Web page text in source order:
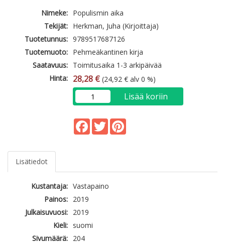
Nimeke: Populismin aika
Tekijät: Herkman, Juha (Kirjoittaja)
Tuotetunnus: 9789517687126
Tuotemuoto: Pehmeäkantinen kirja
Saatavuus: Toimitusaika 1-3 arkipäivää
Hinta: 28,28 € (24,92 € alv 0 %)
Lisää koriin
Facebook
Twitter
Lisätiedot
Kustantaja: Vastapaino
Painos: 2019
Julkaisuvuosi: 2019
Kieli: suomi
Sivumäärä: 204